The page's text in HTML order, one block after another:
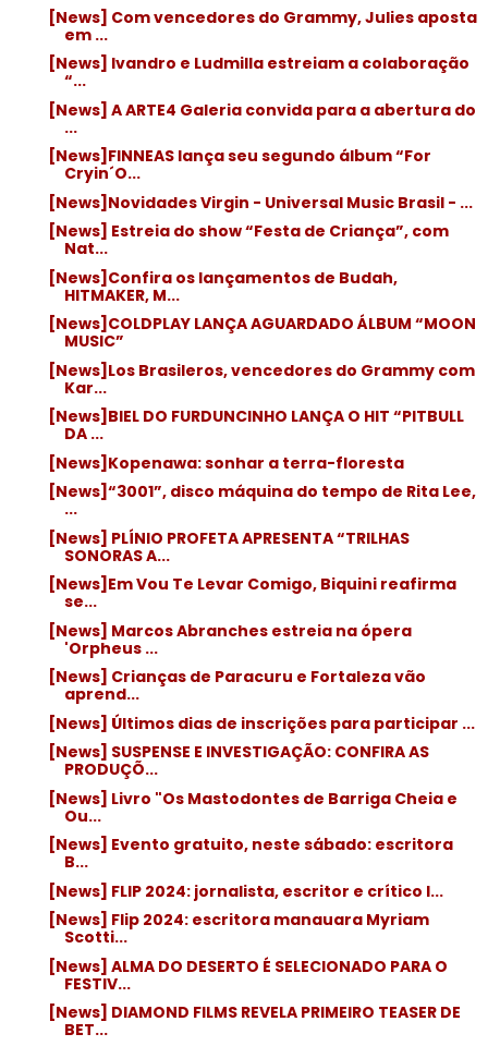
[News] Com vencedores do Grammy, Julies aposta
em ...
[News] Ivandro e Ludmilla estreiam a colaboração
“...
[News] A ARTE4 Galeria convida para a abertura do
...
[News]FINNEAS lança seu segundo álbum “For
Cryin´O...
[News]Novidades Virgin - Universal Music Brasil - ...
[News] Estreia do show “Festa de Criança”, com
Nat...
[News]Confira os lançamentos de Budah,
HITMAKER, M...
[News]COLDPLAY LANÇA AGUARDADO ÁLBUM “MOON
MUSIC”
[News]Los Brasileros, vencedores do Grammy com
Kar...
[News]BIEL DO FURDUNCINHO LANÇA O HIT “PITBULL
DA ...
[News]Kopenawa: sonhar a terra-floresta
[News]“3001”, disco máquina do tempo de Rita Lee,
...
[News] PLÍNIO PROFETA APRESENTA “TRILHAS
SONORAS A...
[News]Em Vou Te Levar Comigo, Biquini reafirma
se...
[News] Marcos Abranches estreia na ópera
'Orpheus ...
[News] Crianças de Paracuru e Fortaleza vão
aprend...
[News] Últimos dias de inscrições para participar ...
[News] SUSPENSE E INVESTIGAÇÃO: CONFIRA AS
PRODUÇÕ...
[News] Livro "Os Mastodontes de Barriga Cheia e
Ou...
[News] Evento gratuito, neste sábado: escritora
B...
[News] FLIP 2024: jornalista, escritor e crítico l...
[News] Flip 2024: escritora manauara Myriam
Scotti...
[News] ALMA DO DESERTO É SELECIONADO PARA O
FESTIV...
[News] DIAMOND FILMS REVELA PRIMEIRO TEASER DE
BET...